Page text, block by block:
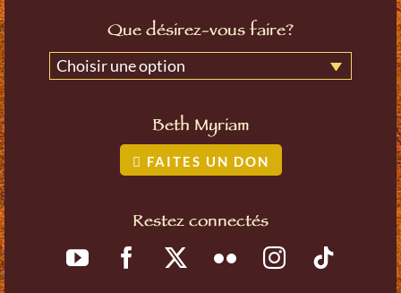
Que désirez-vous faire?
Choisir une option
Beth Myriam
FAITES UN DON
Restez connectés